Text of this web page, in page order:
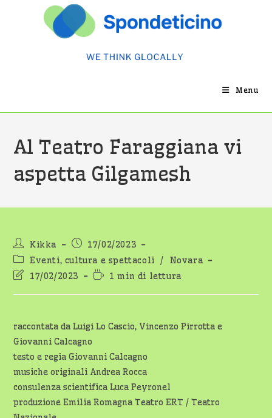
Menu
Al Teatro Faraggiana vi
aspetta Gilgamesh
Autore
dell'articolo:
Kikka
Articolo
pubblicato:
17/02/2023
Categoria
dell'articolo:
Eventi, cultura e spettacoli /
Novara
Ultima
dell'articolo:
17/02/2023
Tempo
lettura:
1 min di lettura
raccontata da Luigi Lo Cascio, Vincenzo Pirrotta e
Giovanni Calcagno
testo e regia Giovanni Calcagno
musiche originali Andrea Rocca
consulenza scientifica Luca Peyronel
produzione Emilia Romagna Teatro ERT / Teatro